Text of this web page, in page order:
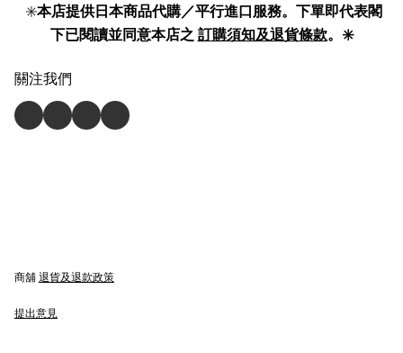
✳️本店提供日本商品代購／平行進口服務。下單即代表閣
下已閱讀並同意本店之 訂購須知及退貨條款。✳️
關注我們
商舖 退貨及退款政策
提出意見